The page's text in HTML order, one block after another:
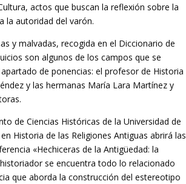
actos que buscan la reflexión sobre la
la autoridad del varón.
y malvadas, recogida en el Diccionario de
son algunos de los campos que se
de ponencias: el profesor de Historia
y las hermanas María Lara Martínez y
de Ciencias Históricas de la Universidad de
Historia de las Religiones Antiguas abrirá las
«Hechiceras de la Antigüedad: la
se encuentra todo lo relacionado
que aborda la construcción del estereotipo